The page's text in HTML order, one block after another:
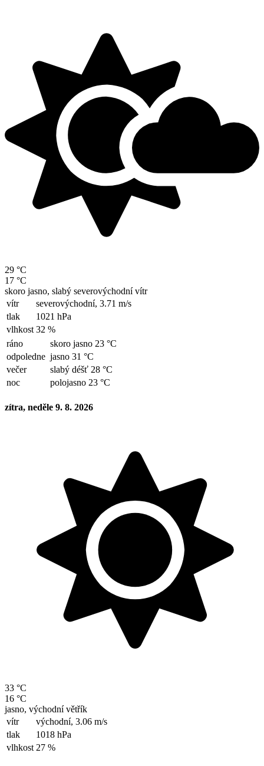
29 °C
17 °C
skoro jasno, slabý severovýchodní vítr
vítr
severovýchodní, 3.71 m/s
tlak
1021 hPa
vlhkost 32 %
ráno
skoro jasno 23 °C
odpoledne jasno 31 °C
večer
slabý déšť 28 °C
noc
polojasno 23 °C
zítra, neděle 9. 8. 2026
33 °C
16 °C
jasno, východní větřík
vítr
východní, 3.06 m/s
tlak
1018 hPa
vlhkost 27 %